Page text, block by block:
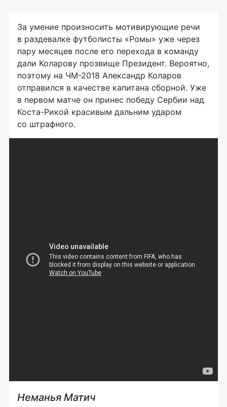
За умение произносить мотивирующие речи
в раздевалке футболисты «Ромы» уже через
пару месяцев после его перехода в команду
дали Коларову прозвище Президент. Вероятно,
поэтому на ЧМ-2018 Александр Коларов
отправился в качестве капитана сборной. Уже
в первом матче он принес победу Сербии над
Коста-Рикой красивым дальним ударом
со штрафного.
Неманья Матич